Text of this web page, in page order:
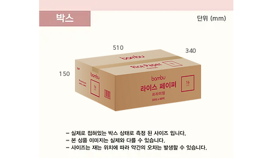
510
340
150